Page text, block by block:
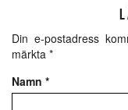
Din e-postadress
märkta *
Namn *